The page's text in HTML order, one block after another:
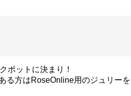
ポットに決まり！
方はRoseOnline用のジュリーを